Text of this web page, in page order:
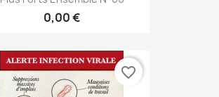
0,00 €
favorite_border